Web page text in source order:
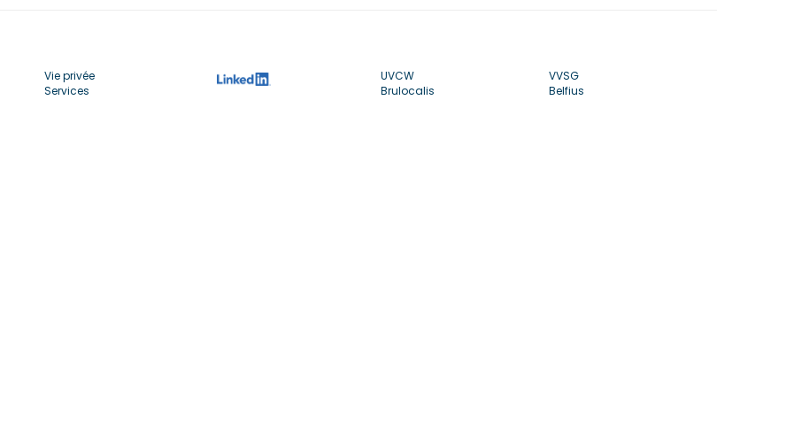
Vie privée
Services
UVCW
Brulocalis
VVSG
Belfius